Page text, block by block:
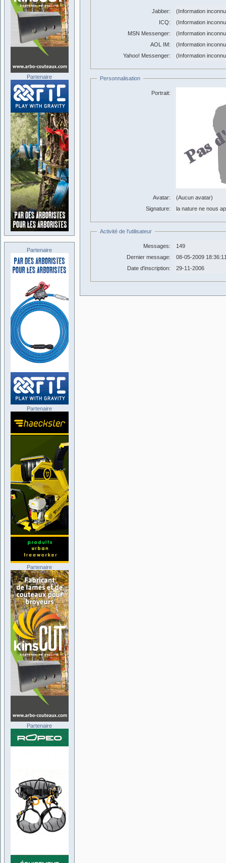
Jabber:
(Information
ICQ:
(Information
MSN Messenger:
(Information
AOL IM:
(Information
Yahoo! Messenger:
(Information
Personnalisation
Portrait:
Avatar:
(Aucun avatar)
Signature:
la nature ne nous
Activité de l'utilisateur
Messages:
149
Dernier message:
08-05-2009
Date d'inscription:
29-11-2006
Partenaire
Partenaire
Partenaire
Partenaire
Partenaire